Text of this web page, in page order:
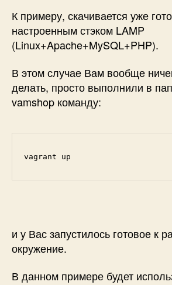
К примеру, скачивается уже
настроенным стэком LAMP
(Linux+Apache+MySQL+PHP).
В этом случае Вам вообще
делать, просто выполнили в
vamshop команду:
vagrant up
и у Вас запустилось готовое к
окружение.
В данном примере будет